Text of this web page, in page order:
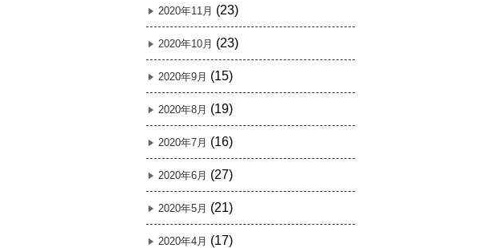
2020年11月 (23)
2020年10月 (23)
2020年9月 (15)
2020年8月 (19)
2020年7月 (16)
2020年6月 (27)
2020年5月 (21)
2020年4月 (17)